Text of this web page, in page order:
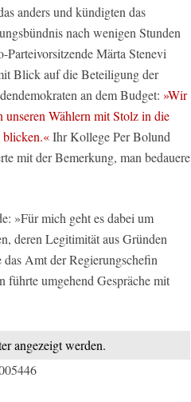
anders und kündigten das
nach wenigen Stunden
Parteivorsitzende Märta Stenevi
Blick auf die Beteiligung der
an dem Budget: »Wir
unseren Wählern mit Stolz in die
Ihr Kollege Per Bolund
mit der Bemerkung, man bedauere
»Für mich geht es dabei um
deren Legitimität aus Gründen
Amt der Regierungschefin
führte umgehend Gespräche mit
angezeigt werden.